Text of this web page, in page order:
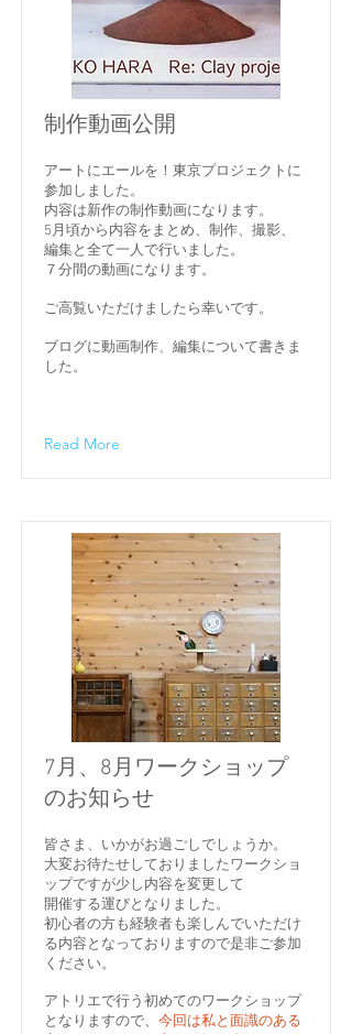
制作動画公開
アートにエールを！東京プロジェクトに
参加しました。
内容は新作の制作動画になります。
5月頃から内容をまとめ、制作、撮影、
編集と全て一人で行いました。
７分間の動画になります。
ご高覧いただけましたら幸いです。
​ブログに動画制作、編集について書きま
した。
Read More
7月、8月ワークショップ
のお知らせ
皆さま、いかがお過ごしでしょうか。
大変お待たせしておりましたワークショ
ップですが少し内容を変更して
開催する運びとなりました。
初心者の方も経験者も楽しんでいただけ
る内容となっておりますので是非ご参加
ください。
アトリエで行う初めてのワークショップ
となりますので、 今回は私と面識のある